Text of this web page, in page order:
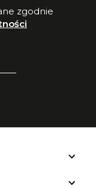
zgodnie